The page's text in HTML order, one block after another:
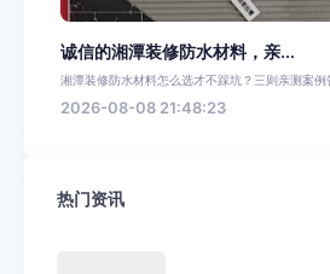
诚信的湘潭装修防水材料，亲...
湘潭装修防水材料怎么选才不踩坑？三则亲测案
2026-08-08 21:48:23
热门资讯